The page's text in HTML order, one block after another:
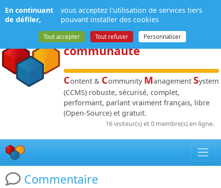
NPDS:Gestion de
contenuet de
communauté
Content & Community Management System
(CCMS) robuste, sécurisé, complet,
performant, parlant vraiment français, libre
(Open-Source) et gratuit.
16 visiteur(s) et 0 membre(s) en ligne.
Commentaire
Panneau de gestion des cookies
En continuant
de défiler,
vous acceptez l'utilisation de services tiers
pouvant installer des cookies
Tout accepter Tout refuser Personnaliser